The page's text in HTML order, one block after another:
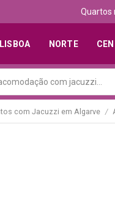
Quartos
LISBOA NORTE
com Jacuzzi em Algarve /